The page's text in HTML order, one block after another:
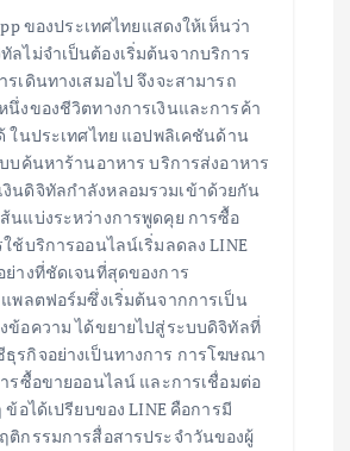
ของประเทศไทยแสดงให้เห็นว่า
ลไม่จำเป็นต้องเริ่มต้นจากบริการ
เดินทางเสมอไป จึงจะสามารถ
นึ่งของชีวิตทางการเงินและการค้า
ในประเทศไทย แอปพลิเคชันด้าน
บค้นหาร้านอาหาร บริการส่งอาหาร
งินดิจิทัลกำลังหลอมรวมเข้าด้วยกัน
นแบ่งระหว่างการพูดคุย การซื้อ
ช้บริการออนไลน์เริ่มลดลง LINE
ย่างที่ชัดเจนที่สุดของการ
พลตฟอร์มซึ่งเริ่มต้นจากการเป็น
ข้อความ ได้ขยายไปสู่ระบบดิจิทัลที่
รกิจอย่างเป็นทางการ การโฆษณา
รซื้อขายออนไลน์ และการเชื่อมต่อ
อได้เปรียบของ LINE คือการมี
ติกรรมการสื่อสารประจำวันของผู้